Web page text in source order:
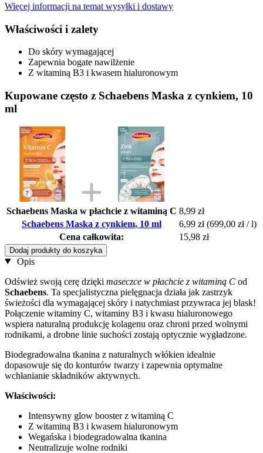
Więcej informacji na temat wysyłki i dostawy
Właściwości i zalety
Do skóry wymagającej
Zapewnia bogate nawilżenie
Z witaminą B3 i kwasem hialuronowym
Kupowane często z Schaebens Maska z cynkiem, 10
ml
Schaebens Maska w płachcie z witaminą C 8,99 zł
Schaebens Maska z cynkiem, 10 ml
6,99 zł (699,00 zł / l)
Cena całkowita:
15,98 zł
Dodaj produkty do koszyka
Opis
Odśwież swoją cerę dzięki maseczce w płachcie z witaminą C od
Schaebens. Ta specjalistyczna pielęgnacja działa jak zastrzyk
świeżości dla wymagającej skóry i natychmiast przywraca jej blask!
Połączenie witaminy C, witaminy B3 i kwasu hialuronowego
wspiera naturalną produkcję kolagenu oraz chroni przed wolnymi
rodnikami, a drobne linie suchości zostają optycznie wygładzone.
Biodegradowalna tkanina z naturalnych włókien idealnie
dopasowuje się do konturów twarzy i zapewnia optymalne
wchłanianie składników aktywnych.
Właściwości:
Intensywny glow booster z witaminą C
Z witaminą B3 i kwasem hialuronowym
Wegańska i biodegradowalna tkanina
Neutralizuje wolne rodniki